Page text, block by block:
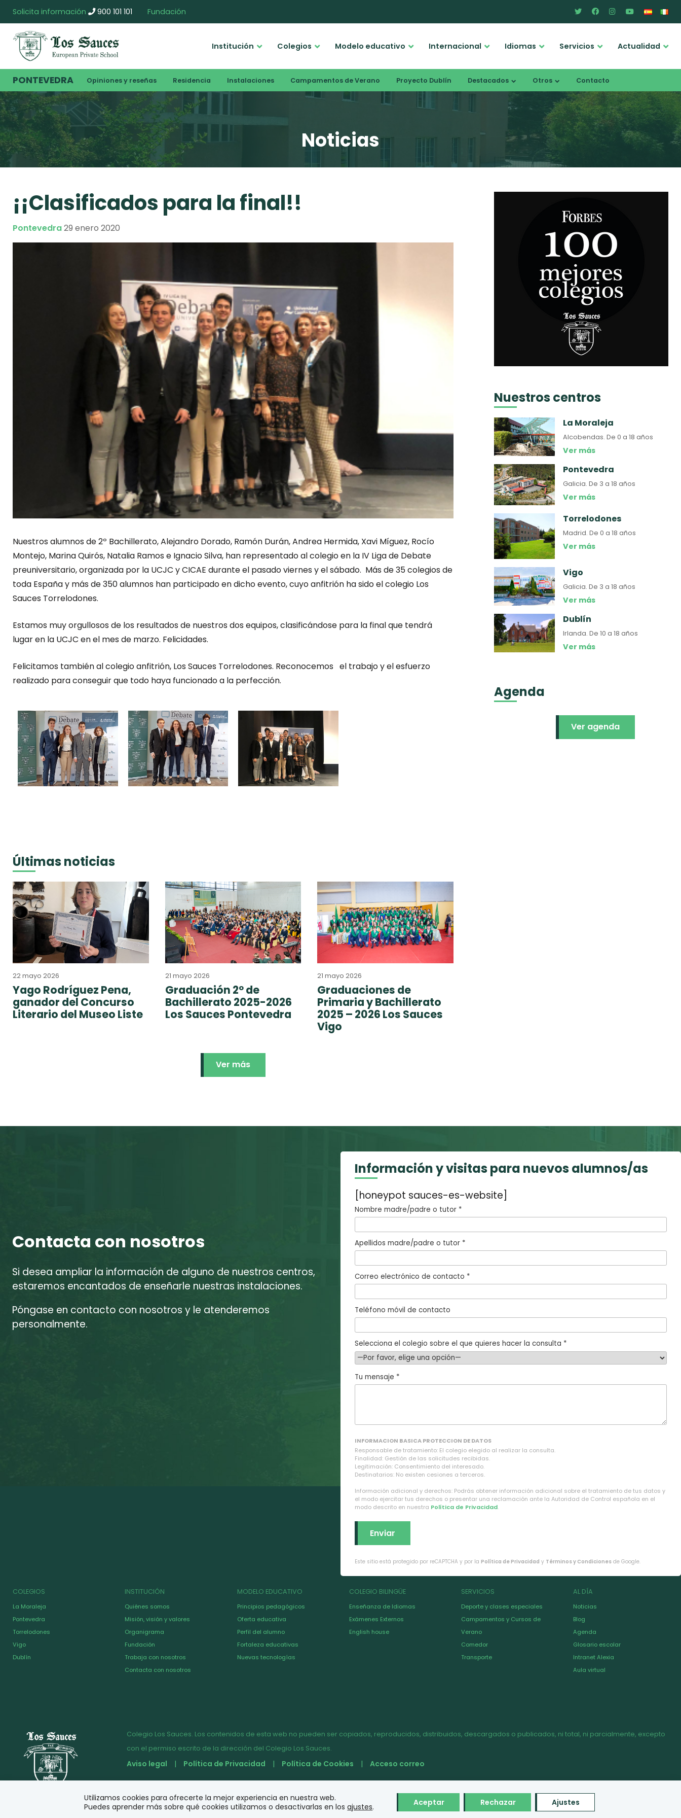
Solicita información 900 101 101 Fundación
Institución Colegios Modelo educativo Internacional Idiomas Servicios Actualidad
PONTEVEDRA Opiniones y reseñas Residencia Instalaciones Campamentos de Verano Proyecto Dublín Destacados Otros Contacto
Noticias
¡¡Clasificados para la final!!
Pontevedra29 enero 2020
Nuestros alumnos de 2º Bachillerato, Alejandro Dorado, Ramón Durán, Andrea Hermida, Xavi Míguez, Rocío
Montejo, Marina Quirós, Natalia Ramos e Ignacio Silva, han representado al colegio en la IV Liga de Debate
preuniversitario, organizada por la UCJC y CICAE durante el pasado viernes y el sábado. Más de 35 colegios de
toda España y más de 350 alumnos han participado en dicho evento, cuyo anfitrión ha sido el colegio Los
Sauces Torrelodones.
Estamos muy orgullosos de los resultados de nuestros dos equipos, clasificándose para la final que tendrá
lugar en la UCJC en el mes de marzo. Felicidades.
Felicitamos también al colegio anfitrión, Los Sauces Torrelodones. Reconocemos el trabajo y el esfuerzo
realizado para conseguir que todo haya funcionado a la perfección.
Últimas noticias
22 mayo 2026
Yago Rodríguez Pena,
ganador del Concurso
Literario del Museo Liste
21 mayo 2026
Graduación 2º de
Bachillerato 2025-2026
Los Sauces Pontevedra
21 mayo 2026
Graduaciones de
Primaria y Bachillerato
2025 – 2026 Los Sauces
Vigo
Ver más
Nuestros centros
La Moraleja
Alcobendas.De 0 a 18 años
Ver más
Pontevedra
Galicia.De 3 a 18 años
Ver más
Torrelodones
Madrid.De 0 a 18 años
Ver más
Vigo
Galicia.De 3 a 18 años
Ver más
Dublín
Irlanda.De 10 a 18 años
Ver más
Agenda
Ver agenda
Contacta con nosotros
Si desea ampliar la información de alguno de nuestros centros,
estaremos encantados de enseñarle nuestras instalaciones.
Póngase en contacto con nosotros y le atenderemos
personalmente.
Información y visitas para nuevos alumnos/as
[honeypot sauces-es-website]
Nombre madre/padre o tutor *
Apellidos madre/padre o tutor *
Correo electrónico de contacto *
Teléfono móvil de contacto
Selecciona el colegio sobre el que quieres hacer la consulta *
Tu mensaje *
INFORMACION BASICA PROTECCION DE DATOS
Responsable de tratamiento: El colegio elegido al realizar la consulta.
Finalidad: Gestión de las solicitudes recibidas.
Legitimación: Consentimiento del interesado.
Destinatarios: No existen cesiones a terceros.
Información adicional y derechos: Podrás obtener información adicional sobre el tratamiento de tus datos y
el modo ejercitar tus derechos o presentar una reclamación ante la Autoridad de Control española en el
modo descrito en nuestra Política de Privacidad.
Este sitio está protegido por reCAPTCHA y por la Política de Privacidad y Términos y Condiciones de Google.
COLEGIOS
La Moraleja
Pontevedra
Torrelodones
Vigo
Dublín
INSTITUCIÓN
Quiénes somos
Misión, visión y valores
Organigrama
Fundación
Trabaja con nosotros
Contacta con nosotros
MODELO EDUCATIVO
Principios pedagógicos
Oferta educativa
Perfil del alumno
Fortaleza educativas
Nuevas tecnologías
COLEGIO BILINGÜE
Enseñanza de Idiomas
Exámenes Externos
English house
SERVICIOS
Deporte y clases especiales
Campamentos y Cursos de
Verano
Comedor
Transporte
AL DÍA
Noticias
Blog
Agenda
Glosario escolar
Intranet Alexia
Aula virtual
Colegio Los Sauces. Los contenidos de esta web no pueden ser copiados, reproducidos, distribuidos, descargados o publicados, ni total, ni parcialmente, excepto
con el permiso escrito de la dirección del Colegio Los Sauces.
Aviso legal Política de Privacidad Política de Cookies Acceso correo
Utilizamos cookies para ofrecerte la mejor experiencia en nuestra web.
Puedes aprender más sobre qué cookies utilizamos o desactivarlas en losajustes. Aceptar Rechazar Ajustes